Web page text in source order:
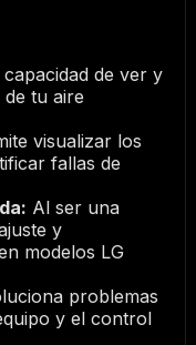
de ver y
tu aire
visualizar los
fallas de
Al ser una
y
modelos LG
problemas
y el control